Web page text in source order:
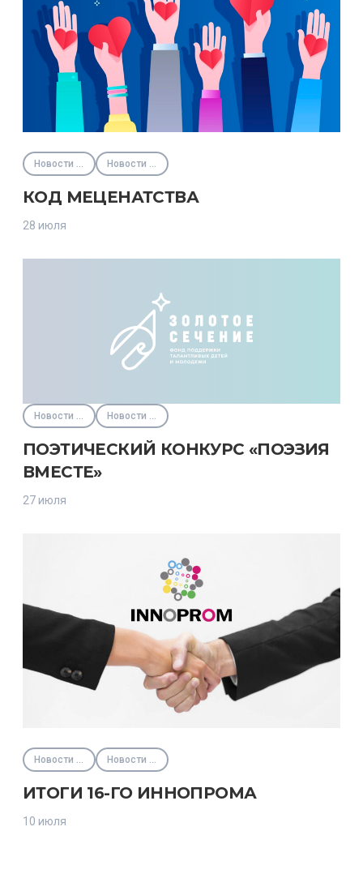
Новости партнёров Новости Фонда
КОД МЕЦЕНАТСТВА
28 июля
Новости партнёров Новости Фонда
ПОЭТИЧЕСКИЙ КОНКУРС «ПОЭЗИЯ
ВМЕСТЕ»
27 июля
Новости партнёров Новости Фонда
ИТОГИ 16-ГО ИННОПРОМА
10 июля